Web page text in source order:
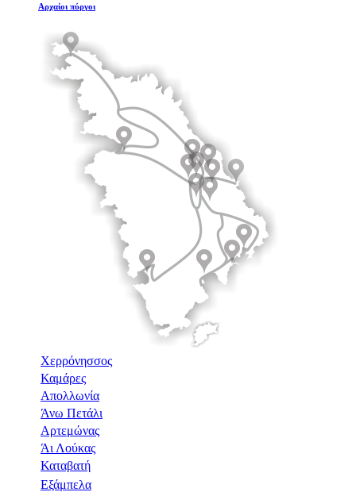
Αρχαίοι πύργοι
Χερρόνησσος
Καμάρες
Απολλωνία
Άνω Πετάλι
Αρτεμώνας
Άι Λούκας
Καταβατή
Εξάμπελα